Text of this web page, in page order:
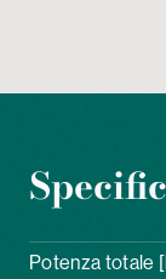
Potenza totale